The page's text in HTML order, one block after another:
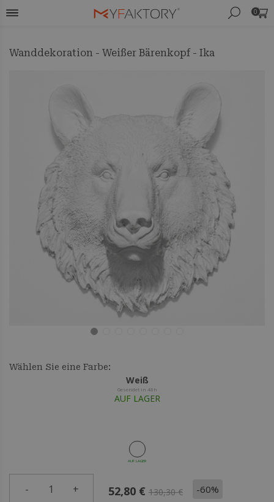
0
Wanddekoration - Weißer Bärenkopf - Ika
Wählen Sie eine Farbe:
Weiß
Gesendet in 48h
AUF LAGER
AUF LAGER
- 1 + 52,80 € 130,30 € -60%